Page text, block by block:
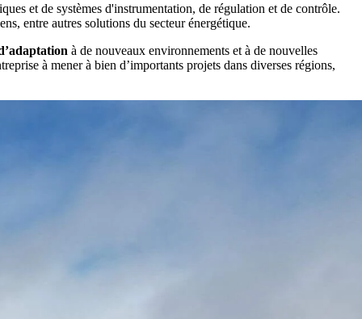
et de systèmes d'instrumentation, de régulation et de contrôle.
entre autres solutions du secteur énergétique.
à de nouveaux environnements et à de nouvelles
à mener à bien d’importants projets dans diverses régions,